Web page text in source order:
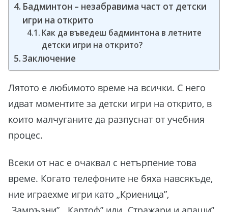
Бадминтон – незабравима част от детски
игри на открито
Как да въведеш бадминтона в летните
детски игри на открито?
Заключение
Лятото е любимото време на всички. С него
идват моментите за детски игри на открито, в
които малчуганите да разпуснат от учебния
процес.
Всеки от нас е очаквал с нетърпение това
време. Когато телефоните не бяха навсякъде,
ние играехме игри като „Криеница”,